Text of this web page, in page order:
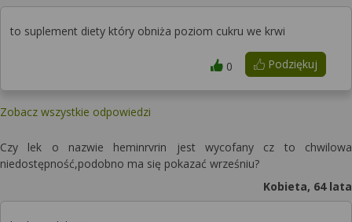
to suplement diety który obniża poziom cukru we krwi
Podziękuj
0
Zobacz wszystkie odpowiedzi
Czy lek o nazwie heminrvrin jest wycofany cz to chwilowa
niedostępność,podobno ma się pokazać wrześniu?
Kobieta, 64 lata